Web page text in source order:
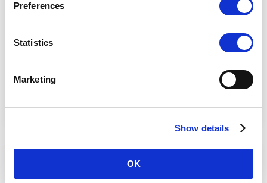
Preferences
Statistics
Marketing
Show details
OK
専門家によるサービス